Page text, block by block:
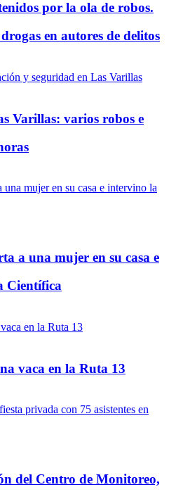
por la ola de robos.
en autores de delitos
Varillas: varios robos e
a una mujer en su casa e
Científica
vaca en la Ruta 13
del Centro de Monitoreo,